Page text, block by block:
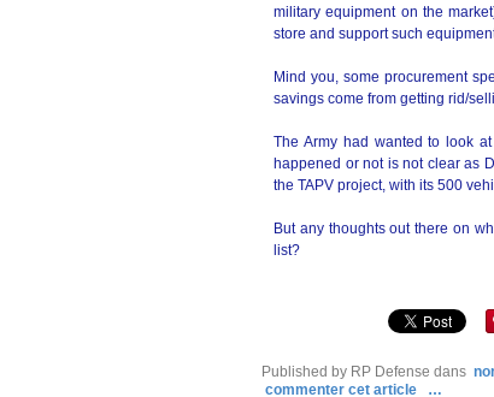
military equipment on the
store and support such
Mind you, some procurement
savings come from getting rid/
The Army had wanted to look
happened or not is not clear as
the TAPV project, with its 500
But any thoughts out there on
list?
Published by RP Defense dans
commenter cet article
…